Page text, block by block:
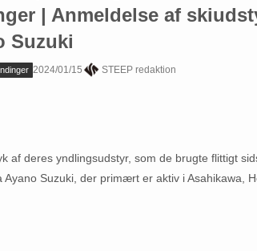
| Anmeldelse af
Suzuki
2024/01/15 STEEP redaktion
af deres yndlingsudstyr, som de brugte flittigt
Suzuki, der primært er aktiv i Asahikawa,